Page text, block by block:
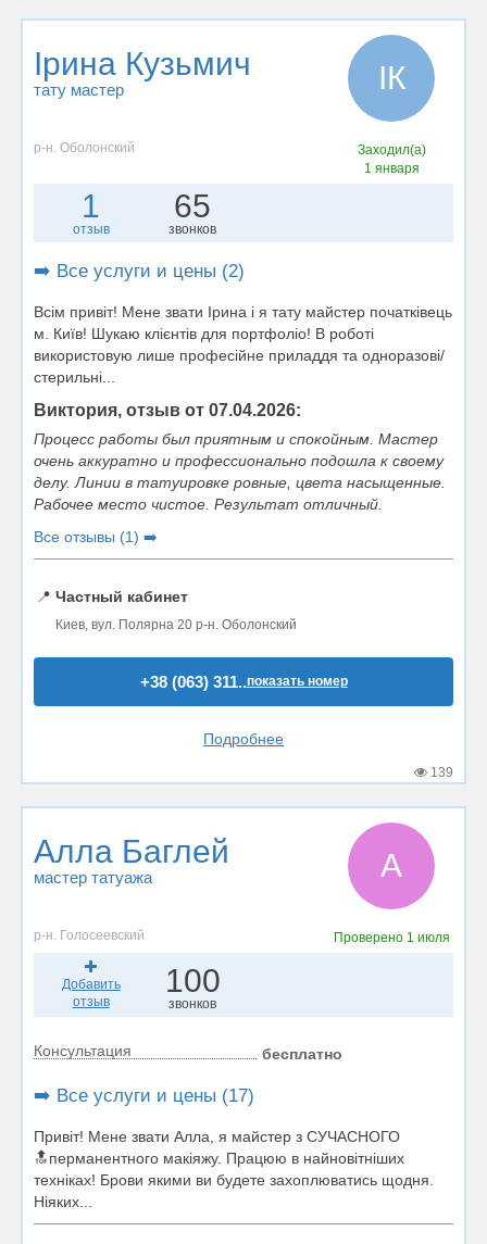
Ірина Кузьмич
тату мастер ІК
р-н. Оболонский
Заходил(а)
1 января
1
отзыв
65
звонков
➡️ Все услуги и цены (2)
Всім привіт! Мене звати Ірина і я тату майстер початківець
м. Київ! Шукаю клієнтів для портфоліо! В роботі
використовую лише професійне приладдя та одноразові/
стерильні...
Виктория, отзыв от 07.04.2026:
Процесс работы был приятным и спокойным. Мастер
очень аккуратно и профессионально подошла к своему
делу. Линии в татуировке ровные, цвета насыщенные.
Рабочее место чистое. Результат отличный.
Все отзывы (1) ➡️
📍 Частный кабинет
Киев, вул. Полярна 20 р-н. Оболонский
+38 (063) 311..показать номер
Подробнее
139
Алла Баглей
мастер татуажа А
р-н. Голосеевский Проверено 1 июля
Добавить
отзыв
100
звонков
Консультация бесплатно
➡️ Все услуги и цены (17)
Привіт! Мене звати Алла, я майстер з СУЧАСНОГО
🔝перманентного макіяжу. Працюю в найновітніших
техніках! Брови якими ви будете захоплюватись щодня.
Ніяких...